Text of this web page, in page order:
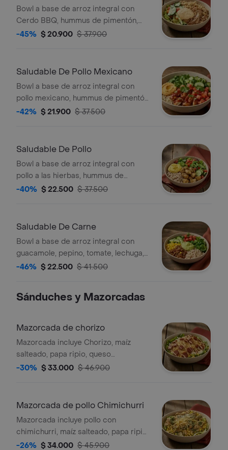
Bowl a base de arroz integral con
Cerdo BBQ, hummus de pimentón,
pepino, tomate y Lechuga.
-45% $ 20.900 $ 37.900
Saludable De Pollo Mexicano
Bowl a base de arroz integral con
pollo mexicano, hummus de pimentón,
pepino, tomate y Lechuga. *Producto
-42% $ 21.900 $ 37.500
Saludable De Pollo
Bowl a base de arroz integral con
pollo a las hierbas, hummus de
pimentón, pepino, tomate y Lechuga.
-40% $ 22.500 $ 37.500
Saludable De Carne
Bowl a base de arroz integral con
guacamole, pepino, tomate, lechuga,
carne molida y maíz.
-46% $ 22.500 $ 41.500
Sánduches y Mazorcadas
Mazorcada de chorizo
Mazorcada incluye Chorizo, maíz
salteado, papa ripio, queso
mozzarella, lechuga batavia y emulsión
-30% $ 33.000 $ 46.900
Mazorcada de pollo Chimichurri
Mazorcada incluye pollo con
chimichurri, maíz salteado, papa ripio,
queso mozzarella, lechuga batavia y
-26% $ 34.000 $ 45.900